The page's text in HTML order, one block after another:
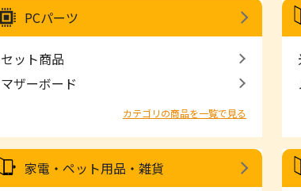
PCパーツ
セット商品
マザーボード
カテゴリの商品を一覧で見る
家電・ペット用品・雑貨